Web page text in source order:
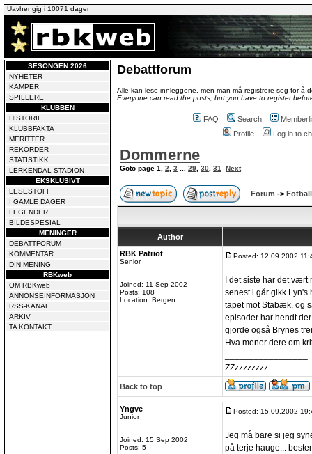
Uavhengig i 10071 dager
SESONGEN 2026
NYHETER
KAMPER
SPILLERE
KLUBBEN
HISTORIE
KLUBBFAKTA
MERITTER
REKORDER
STATISTIKK
LERKENDAL STADION
EKSKLUSIVT
LESESTOFF
I GAMLE DAGER
LEGENDER
BILDESPESIAL
MENINGER
DEBATTFORUM
KOMMENTAR
DIN MENING
RBKweb
OM RBKweb
ANNONSEINFORMASJON
RSS-KANAL
ARKIV
TA KONTAKT
Debattforum
Alle kan lese innleggene, men man må registrere seg for å
Everyone can read the posts, but you have to register
FAQ Search
Profile
Log in to
Dommerne
Goto page 1 2 3 29 30 31 Next
Forum ->
Author
RBK Patriot
Senior
Joined: 11 Sep 2002
Posts: 108
Location: Bergen
Posted: 12.09.2002
I det siste har det
senest i går gikk Lyn's
tapet mot Stabæk, og
episoder har hendt
gjorde også Brynes
Hva mener dere om
ZZzzzzzzzz
Back to top
Yngve
Junior
Joined: 15 Sep 2002
Posts: 5
Posted: 15.09.2002
Jeg må bare si jeg
på terje hauge...